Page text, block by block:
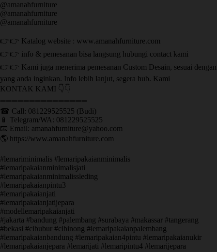
@amanahfurniture
@amanahfurniture
@amanahfurniture
👉👉 Katalog website : www.amanahfurniture.com
👉👉 info & pemesanan bisa langsung hubungi contact kami
👉👉 Kami juga menerima pemesanan Custom Desain, sesuai dengan
yang anda inginkan. Info lebih lanjut, segera hub. Kami
KONTAK KAMI 👇👇
➖➖➖➖➖➖➖➖➖➖➖➖➖➖➖ ㅤ
☎ Call: 081229525525 (Budi)
📱 Telegram/WA: 081229525525
📧 Email: amanahfurniture@yahoo.com
🌎 https://www.amanahfurniture.com
#lemariminimalis #lemaripakaianminimalis
#lemaripakaianminimalisjati
#lemaripakaianminimalissleding
#lemaripakaianpintu3
#lemaripakaianjati
#lemaripakaianjatijepara
#modellemaripakaianjati
#jakarta #bandung #palembang #surabaya #makassar #tangerang
#bekasi #cibubur #cibinong #lemaripakaianpalembang
#lemaripakaianbandung #lemaripakaian4pintu #lemaripakaianukir
#lemaripakaianjepara #lemarijati #lemaripintu4 #lemarijepara